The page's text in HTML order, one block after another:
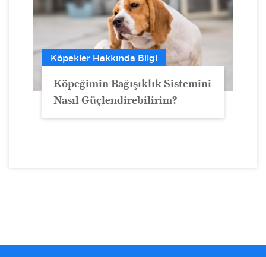
Köpekler Hakkında Bilgi
Köpeğimin Bağışıklık Sistemini
Nasıl Güçlendirebilirim?